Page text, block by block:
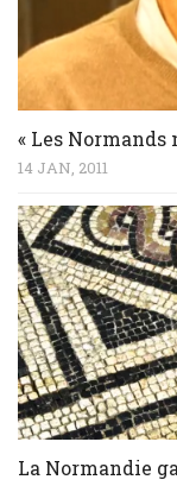
« Les Normands
14 JAN, 2011
La Normandie